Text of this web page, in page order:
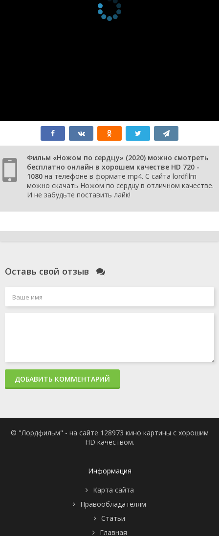
Фильм «Ножом по сердцу» (2020) можно смотреть
бесплатно онлайн в хорошем качестве HD 720 -
1080 на телефоне в формате mp4. С сайта lordfilm
можно скачать Ножом по сердцу в отличном качестве.
И не забудьте поставить лайк!
Оставь свой отзыв
ДОБАВИТЬ КОММЕНТАРИЙ
© "Лордфильм" - на сайте 128973 кино картины с хорошим
HD качеством.
Информация
Карта сайта
Правообладателям
Статьи
Главная